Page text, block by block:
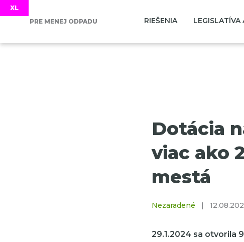
PRE MENEJ ODPADU RIEŠENIA LEGISLATÍVA
Dotácia
viac ako
mestá
Nezaradené
29.1.2024 sa otvorila